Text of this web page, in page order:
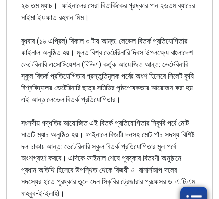
২৬ তম ম্যাচ। ফাইনালের সেরা বিতার্কিকের পুরষ্কার পান ২৬তম ব্যাচের
সাইমা ইফফাত রহমান মিম।
বুধবার (১৬ এপ্রিল) বিকাল ৩ টায় আন্ত: লেভেল বিতর্ক প্রতিযোগিতার
ফাইনাল অনুষ্ঠিত হয়। মূলত বিশ্ব ভেটেরিনারি দিবস উপলক্ষ্যে বাংলাদেশ
ভেটেরিনারি এসোসিয়েশন (বিভিএ) কর্তৃক আয়োজিত আন্ত: ভেটেরিনারি
স্কুল বিতর্ক প্রতিযোগিতার প্রস্তুতিমূলক পর্বের অংশ হিসেবে সিলেট কৃষি
বিশ্ববিদ্যালয় ভেটেরিনারি ছাত্র সমিতির পৃষ্ঠপোষকতায় আয়োজন করা হয়
এই আন্ত:লেভেল বিতর্ক প্রতিযোগিতার।
সংসদীয় পদ্ধতির আয়োজিত এই বিতর্ক প্রতিযোগিতার সিকৃবি পর্বে মোট
সাতটি ম্যাচ অনুষ্ঠিত হয়। ফাইনালে বিজয়ী দলসহ মোট পাঁচ সদস্য বিশিষ্ট
দল ঢাকায় আন্ত: ভেটেরিনারি স্কুল বিতর্ক প্রতিযোগিতার মূল পর্বে
অংশগ্রহণ করবে। এদিকে ফাইনাল শেষে পুরষ্কার বিতরণী অনুষ্ঠানে
প্রধান অতিথি হিসেবে উপস্থিত থেকে বিজয়ী ও রানার্সআপ দলের
সদস্যের হাতে পুরষ্কার তুলে দেন সিকৃবির ট্রেজারার প্রফেসর ড. এ.টি.এম.
মাহবুব-ই-ইলাহী।